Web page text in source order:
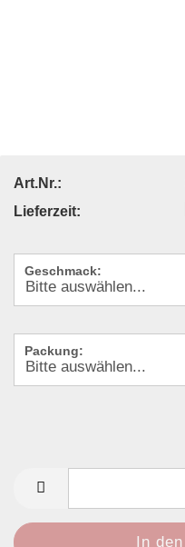
Art.Nr.:
Lieferzeit:
Geschmack:
Packung: